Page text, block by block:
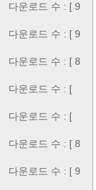
다운로드 수 : [ 9
다운로드 수 : [ 9
다운로드 수 : [ 8
다운로드 수 : [
다운로드 수 : [
다운로드 수 : [ 8
다운로드 수 : [ 9